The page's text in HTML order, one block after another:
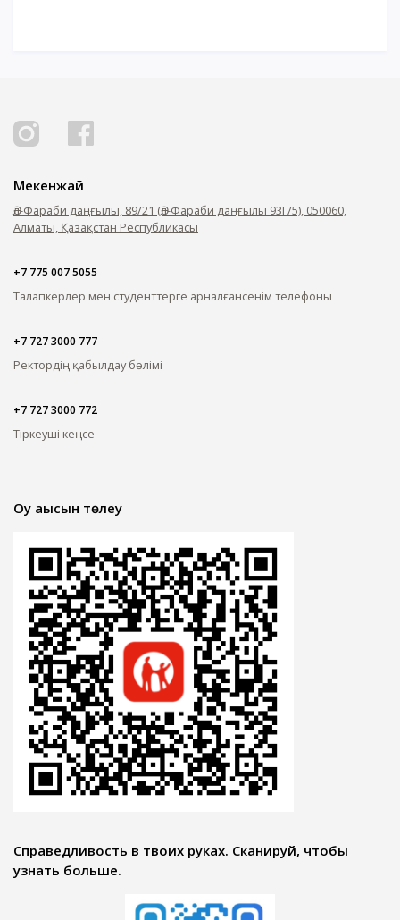
Мекенжай
Әл-Фараби даңғылы, 89/21 (Әл-Фараби даңғылы 93Г/5), 050060,
Алматы, Қазақстан Республикасы
+7 775 007 5055
Талапкерлер мен студенттерге арналғансенім телефоны
+7 727 3000 777
Ректордің қабылдау бөлімі
+7 727 3000 772
Тіркеуші кеңсе
Оқу ақысын төлеу
Справедливость в твоих руках. Сканируй, чтобы
узнать больше.